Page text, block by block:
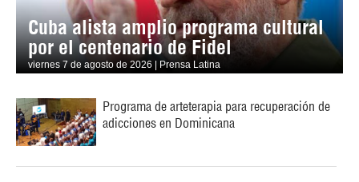
Cuba alista amplio programa cultural
por el centenario de Fidel
viernes 7 de agosto de 2026 | Prensa Latina
Programa de arteterapia para recuperación de
adicciones en Dominicana